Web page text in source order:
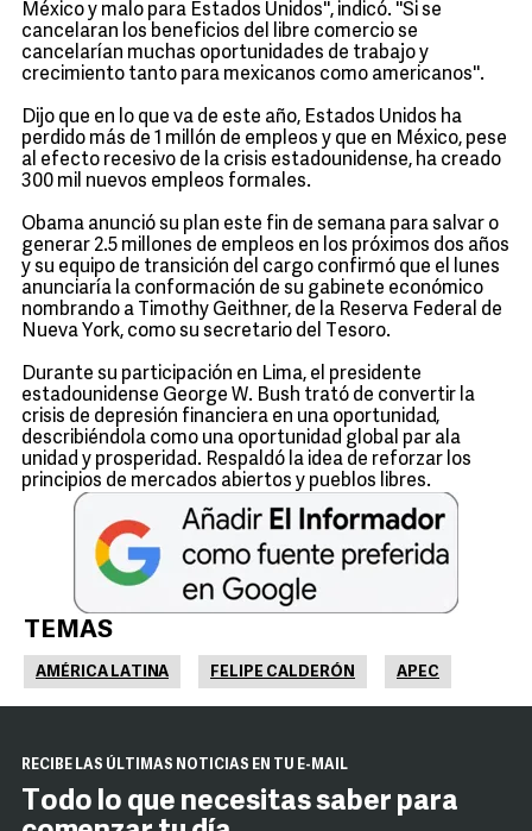
México y malo para Estados Unidos'', indicó. ''Si se
cancelaran los beneficios del libre comercio se
cancelarían muchas oportunidades de trabajo y
crecimiento tanto para mexicanos como americanos''.
Dijo que en lo que va de este año, Estados Unidos ha
perdido más de 1 millón de empleos y que en México, pese
al efecto recesivo de la crisis estadounidense, ha creado
300 mil nuevos empleos formales.
Obama anunció su plan este fin de semana para salvar o
generar 2.5 millones de empleos en los próximos dos años
y su equipo de transición del cargo confirmó que el lunes
anunciaría la conformación de su gabinete económico
nombrando a Timothy Geithner, de la Reserva Federal de
Nueva York, como su secretario del Tesoro.
Durante su participación en Lima, el presidente
estadounidense George W. Bush trató de convertir la
crisis de depresión financiera en una oportunidad,
describiéndola como una oportunidad global par ala
unidad y prosperidad. Respaldó la idea de reforzar los
principios de mercados abiertos y pueblos libres.
TEMAS
AMÉRICA LATINA FELIPE CALDERÓN APEC
RECIBE LAS ÚLTIMAS NOTICIAS EN TU E-MAIL
Todo lo que necesitas saber para